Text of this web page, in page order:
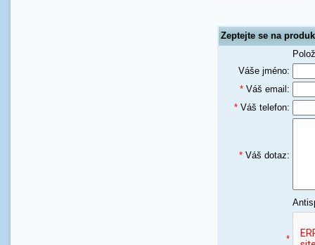
Zeptejte se na
Váše jméno:
* Váš email:
* Váš telefon:
* Váš dotaz:
*